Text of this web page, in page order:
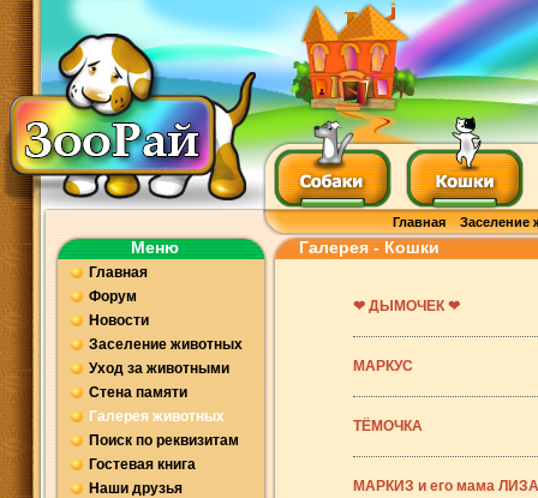
Главная Заселение
Меню
Главная
Форум
Новости
Заселение животных
Уход за животными
Стена памяти
Галерея животных
Поиск по реквизитам
Гостевая книга
Наши друзья
Галерея - Кошки
❤ ДЫМОЧЕК ❤
МАРКУС
ТЁМОЧКА
МАРКИЗ и его мама ЛИЗА